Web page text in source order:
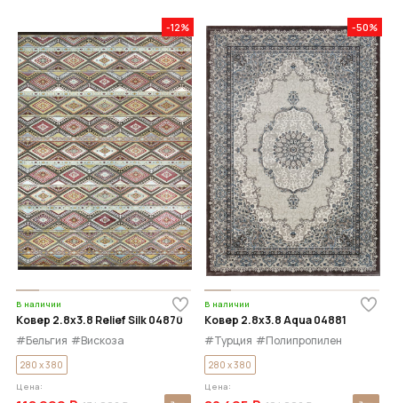
-12%
В наличии
Ковер 2.8x3.8 Relief Silk 04870
#Бельгия #Вискоза
280 x 380
Цена:
-50%
В наличии
Ковер 2.8x3.8 Aqua 04881
#Турция #Полипропилен
280 x 380
Цена: